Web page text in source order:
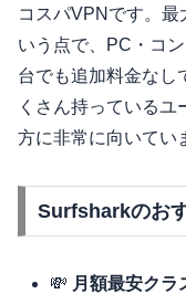
コスパVPNです。最
いう点で、PC・コ
台でも追加料金なし
くさん持っている
方に非常に向いてい
Surfsharkのお
💸 月額最安クラ